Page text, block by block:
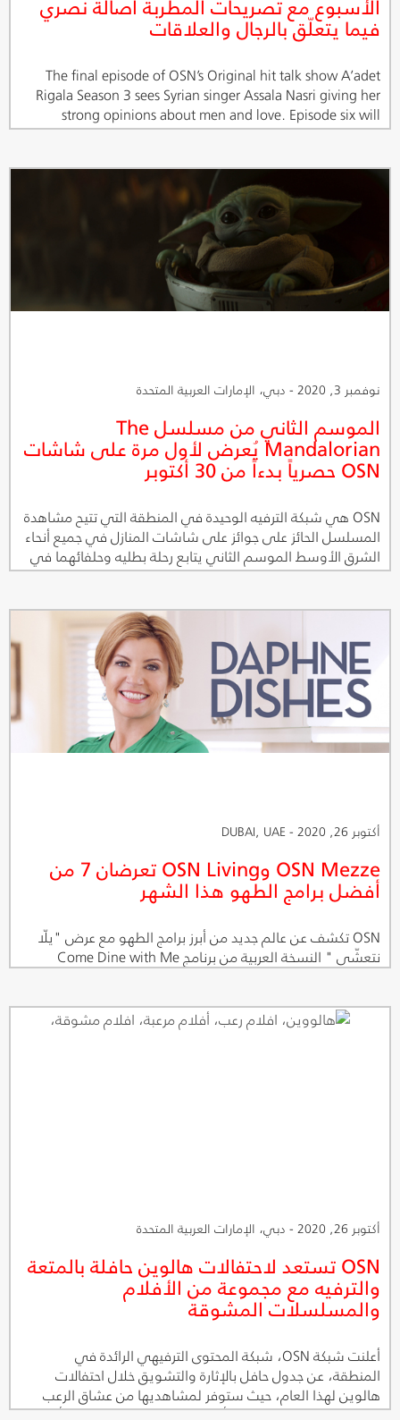
فيما يتعلّق بالرجال والعلاقات
The final episode of OSN’s Original hit talk show A’adet
Rigala Season 3 sees Syrian singer Assala Nasri giving her
strong opinions about men and love. Episode six will
premiere on Saturday 31st October on OSN Ya Hala Al
نوفمبر 3, 2020 - دبي، الإمارات العربية المتحدة
الموسم الثاني من مسلسل The
Mandalorian يُعرض لأول مرة على شاشات
OSN حصرياً بدءاً من 30 أكتوبر
OSN هي شبكة الترفيه الوحيدة في المنطقة التي تتيح مشاهدة
المسلسل الحائز على جوائز على شاشات المنازل في جميع أنحاء
الشرق الأوسط الموسم الثاني يتابع رحلة بطليه وحلفائهما في
مواجهة الأعداء خلال فترة اضطرابات بعد انهيار إمبراطورية
أكتوبر 26, 2020 - DUBAI, UAE
OSN Mezze وOSN Living تعرضان 7 من
أفضل برامج الطهو هذا الشهر
OSN تكشف عن عالم جديد من أبرز برامج الطهو مع عرض "يلّا
نتعشّى " النسخة العربية من برنامج Come Dine with Me
أكتوبر 26, 2020 - دبي، الإمارات العربية المتحدة
OSN تستعد لاحتفالات هالوين حافلة بالمتعة
والترفيه مع مجموعة من الأفلام
والمسلسلات المشوقة
أعلنت شبكة OSN، شبكة المحتوى الترفيهي الرائدة في
المنطقة، عن جدول حافل بالإثارة والتشويق خلال احتفالات
هالوين لهذا العام، حيث ستوفر لمشاهديها من عشاق الرعب
والتشويق قائمة خاصّة من أفلام ومسلسلات الرعب مع أمتع